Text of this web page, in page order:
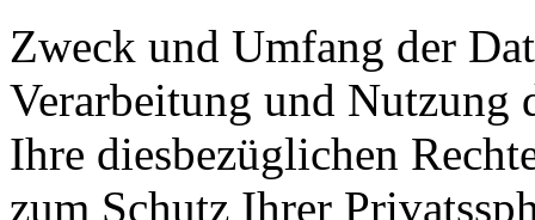
Zweck und Umfang der
Verarbeitung und Nutzung
Ihre diesbezüglichen
zum Schutz Ihrer